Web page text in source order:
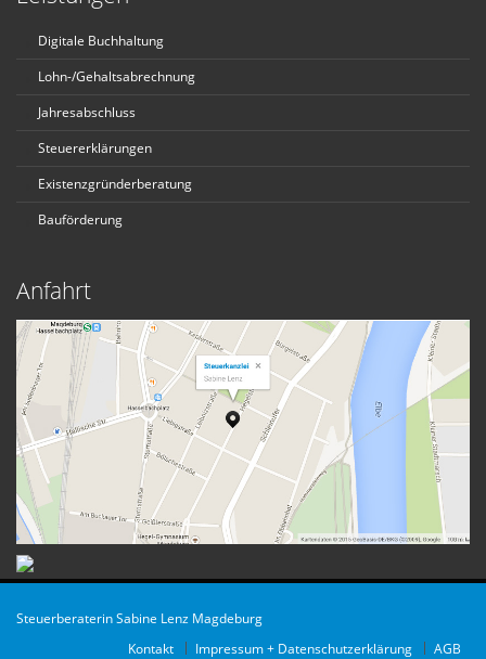
Digitale Buchhaltung
Lohn-/Gehaltsabrechnung
Jahresabschluss
Steuererklärungen
Existenzgründerberatung
Bauförderung
Anfahrt
Steuerberaterin Sabine Lenz Magdeburg
Kontakt
Impressum + Datenschutzerklärung AGB